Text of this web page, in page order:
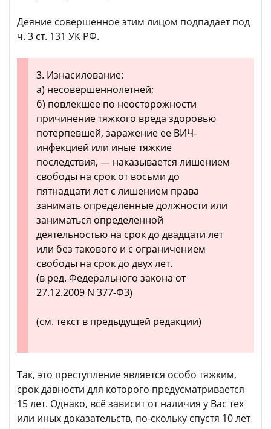
Деяние совершенное этим лицом подпадает под
ч. 3 ст. 131 УК РФ.
3. Изнасилование:
а) несовершеннолетней;
б) повлекшее по неосторожности
причинение тяжкого вреда здоровью
потерпевшей, заражение ее ВИЧ-
инфекцией или иные тяжкие
последствия, — наказывается лишением
свободы на срок от восьми до
пятнадцати лет с лишением права
занимать определенные должности или
заниматься определенной
деятельностью на срок до двадцати лет
или без такового и с ограничением
свободы на срок до двух лет.
(в ред. Федерального закона от
27.12.2009 N 377-ФЗ)
(см. текст в предыдущей редакции)
Так, это преступление является особо тяжким,
срок давности для которого предусматривается
15 лет. Однако, всё зависит от наличия у Вас тех
или иных доказательств, по-скольку спустя 10 лет